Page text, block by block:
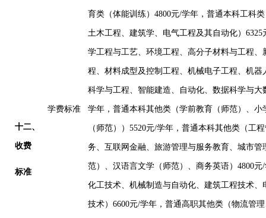
十二、
收费
标准
学费标准
育类（体能训练 ） 4800元/学年， 普通本科工科
土木工程、建筑学、电气工程及其自动化） 6325
学工程与工艺、环境工程、高分子材料与工程、
程、 材料成型及控制工程、机械电子工程、机器
科学与工程、 智能建造、自动化、数据科学与大
学年，普通本科其他类（学前教育（师范）、小
（师范）） 5520元/学年，普通本科其他类（工
务、互联网金融、旅游管理与服务教育、 城市管
范）、汉语言文学（师范）、商务英语） 4800元/
化工技术、机械制造与自动化、 建筑工程技术、
技术） 6600元/学年，普通高职其他类（物流管